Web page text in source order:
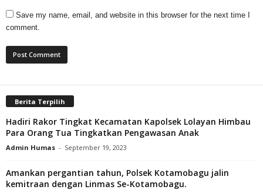
Save my name, email, and website in this browser for the next time I
comment.
Berita Terpilih
Hadiri Rakor Tingkat Kecamatan Kapolsek Lolayan Himbau
Para Orang Tua Tingkatkan Pengawasan Anak
Admin Humas - September 19, 2023
Amankan pergantian tahun, Polsek Kotamobagu jalin
kemitraan dengan Linmas Se-Kotamobagu.